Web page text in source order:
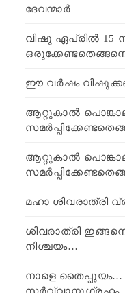
ദേവന്മാർ
വിഷു ഏപ്രിൽ 15
ഈ വർഷം
ആറ്റുകാൽ
ആറ്റുകാൽ
മഹാ ശിവരാത്രി
ശിവരാത്രി
നിശ്ചയം…
നാളെ തൈപ്പൂയം…